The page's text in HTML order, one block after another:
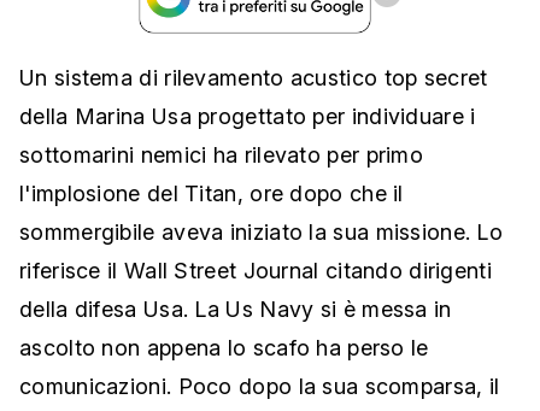
Un sistema di rilevamento acustico top secret
della Marina Usa progettato per individuare i
sottomarini nemici ha rilevato per primo
l'implosione del Titan, ore dopo che il
sommergibile aveva iniziato la sua missione. Lo
riferisce il Wall Street Journal citando dirigenti
della difesa Usa. La Us Navy si è messa in
ascolto non appena lo scafo ha perso le
comunicazioni. Poco dopo la sua scomparsa, il